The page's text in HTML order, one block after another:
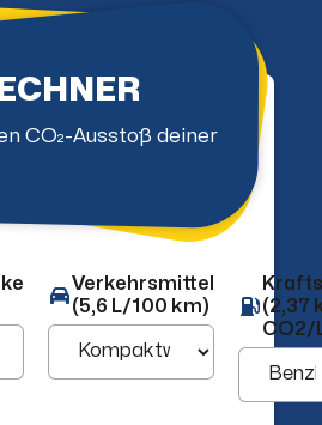
CO₂-Ausstoß deiner
Verkehrsmittel
(5,6 L/100 km)
(2,37
CO2/